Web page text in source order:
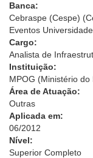
Banca:
Cebraspe (Cespe)
Eventos
Cargo:
Analista de
Instituição:
MPOG (Ministério
Área de Atuação:
Outras
Aplicada em:
06/2012
Nível:
Superior Completo